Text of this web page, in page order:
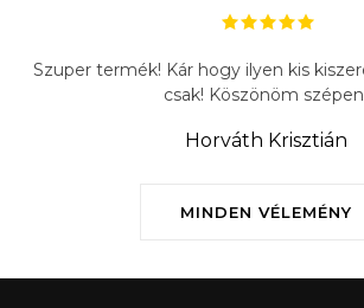
MINDEN VÉLEMÉNY
Szuper termék! Kár hogy ilyen kis
csak! Köszönöm
Horváth Krisztián